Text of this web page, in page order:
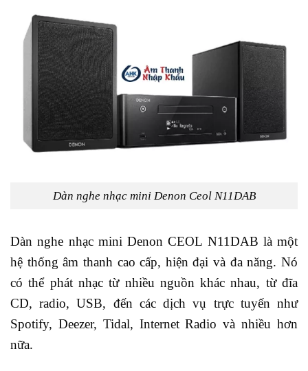
Dàn nghe nhạc mini Denon Ceol N11DAB
Dàn nghe nhạc mini Denon CEOL N11DAB là một
hệ thống âm thanh cao cấp, hiện đại và đa năng. Nó
có thể phát nhạc từ nhiều nguồn khác nhau, từ đĩa
CD, radio, USB, đến các dịch vụ trực tuyến như
Spotify, Deezer, Tidal, Internet Radio và nhiều hơn
nữa.